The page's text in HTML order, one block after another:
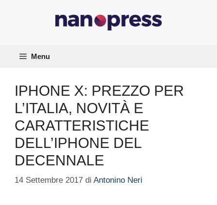
Menu
IPHONE X: PREZZO PER
L’ITALIA, NOVITÀ E
CARATTERISTICHE
DELL’IPHONE DEL
DECENNALE
14 Settembre 2017 di Antonino Neri